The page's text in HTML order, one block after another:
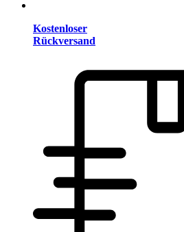
Kostenloser
Rückversand